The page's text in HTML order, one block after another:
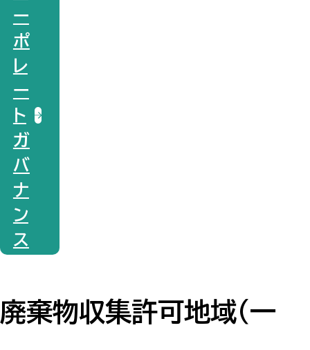
ー
ポ
レ
ー
ト
ガ
バ
ナ
ン
ス
廃棄物収集許可地域（一